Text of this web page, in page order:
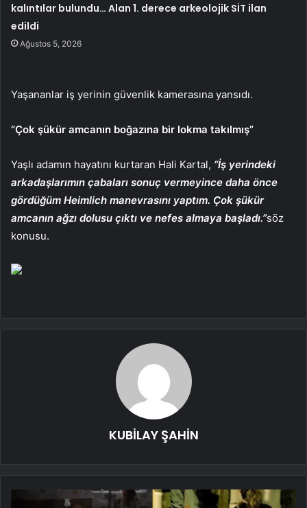
kalıntılar bulundu… Alan 1. derece arkeolojik SİT ilan
edildi
Ağustos 5, 2026
Yaşananlar iş yerinin güvenlik kamerasına yansıdı.
“Çok şükür amcanın boğazına bir lokma takılmış”
Yaşlı adamın hayatını kurtaran Hali Kartal, “İş yerindeki
arkadaşlarımın çabaları sonuç vermeyince daha önce
gördüğüm Heimlich manevrasını yaptım. Çok şükür
amcanın ağzı dolusu çıktı ve nefes almaya başladı.”söz
konusu.
KUBİLAY ŞAHİN